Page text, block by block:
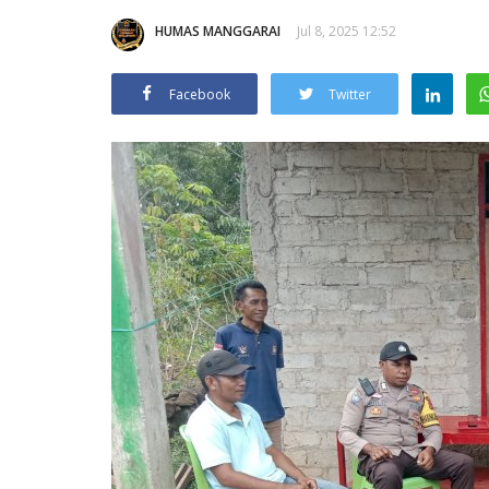
HUMAS MANGGARAI Jul 8, 2025 12:52
Facebook Twitter